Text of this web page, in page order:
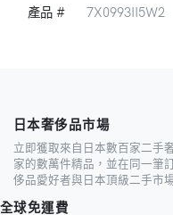
產品 # 7X0993II5W2
日本奢侈品市場
立即獲取來自日本數百家二手
家的數萬件精品，並在同一筆
侈品愛好者與日本頂級二手市
全球免運費